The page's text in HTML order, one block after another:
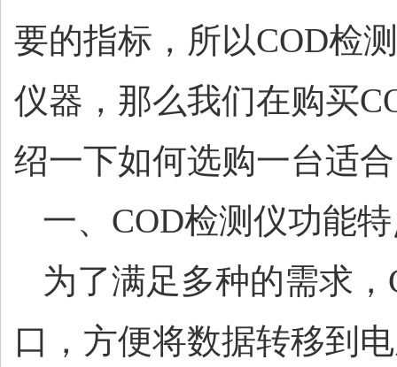
要的指标，所以COD检
仪器，那么我们在购买
绍一下如何选购一台适
一、 COD检测仪功能
为了满足多种的需求，
口，方便将数据转移到